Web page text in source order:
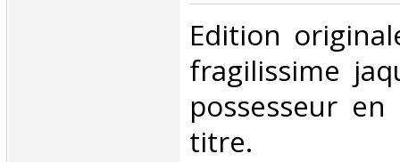
‎Edition
fragilissime
possesseur
titre.‎